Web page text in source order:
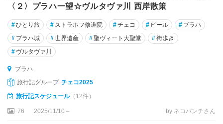
〈２〉プラハ一望☆ヴルタヴァ川 西岸散策
#ひとり旅 # ストラホフ修道院 #チェコ # ビール # プラハ
# プラハ城 #世界遺産 #聖ヴィート大聖堂 #街歩き
# ヴルタヴァ川
プラハ
旅行記グループ チェコ2025
旅行記スケジュール（12件）
76 2025/11/10～ by ネコパンチさん